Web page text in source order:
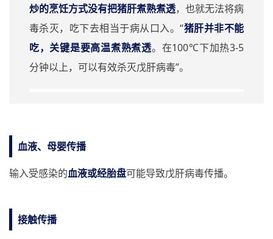
炒的烹饪方式没有把猪肝煮熟煮透，也就无法将病
毒杀灭，吃下去相当于病从口入。“猪肝并非不能
吃，关键是要高温煮熟煮透。在100℃下加热3-5
分钟以上，可以有效杀灭戊肝病毒”。
血液、母婴传播
输入受感染的血液或经胎盘可能导致戊肝病毒传播。
接触传播